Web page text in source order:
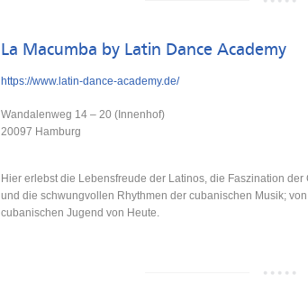
La Macumba by Latin Dance Academy
https://www.latin-dance-academy.de/
Wandalenweg 14 – 20 (Innenhof)
20097 Hamburg
Hier erlebst die Lebensfreude der Latinos, die Faszination
und die schwungvollen Rhythmen der cubanischen Musik;
cubanischen Jugend von Heute.